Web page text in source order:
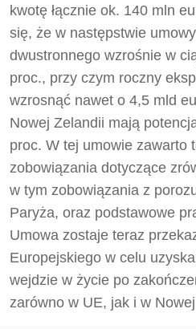
kwotę łącznie ok. 140 mln
się, że w następstwie
dwustronnego wzrośnie w
proc., przy czym roczny
wzrosnąć nawet o 4,5 mld
Nowej Zelandii mają
proc. W tej umowie zawarto
zobowiązania dotyczące
w tym zobowiązania z
Paryża, oraz podstawowe
Umowa zostaje teraz
Europejskiego w celu
wejdzie w życie po
zarówno w UE, jak i w